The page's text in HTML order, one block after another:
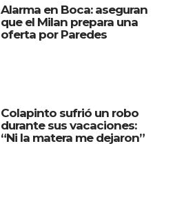
Alarma en Boca: aseguran
que el Milan prepara una
oferta por Paredes
Colapinto sufrió un robo
durante sus vacaciones:
“Ni la matera me dejaron”